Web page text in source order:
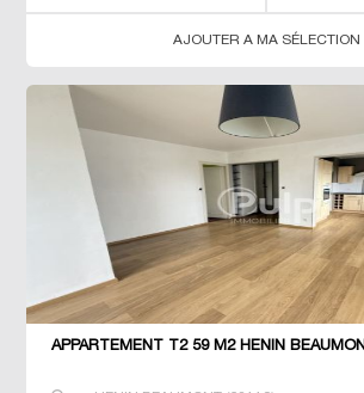
AJOUTER A MA SÉLECTION
APPARTEMENT T2 59 M2 HENIN